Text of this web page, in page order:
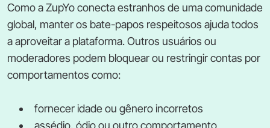
Como a ZupYo conecta estranhos de uma comunidade
global, manter os bate-papos respeitosos ajuda todos
a aproveitar a plataforma. Outros usuários ou
moderadores podem bloquear ou restringir contas por
comportamentos como:
fornecer idade ou gênero incorretos
assédio, ódio ou outro comportamento